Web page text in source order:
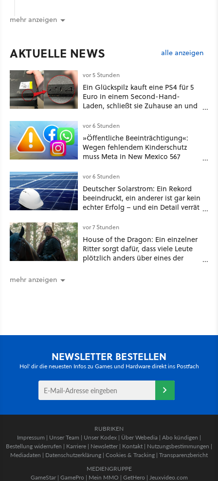
mehr anzeigen
AKTUELLE NEWS alle anzeigen
vor 5 Stunden
Ein Glückspilz kauft eine PS4 für 5
Euro in einem Second-Hand-
Laden, schließt sie Zuhause an und
funktionierende PlayStation [Best of
GameStar]
vor 6 Stunden
»Öffentliche Beeinträchtigung«:
Wegen fehlendem Kinderschutz
muss Meta in New Mexico 567
vor 6 Stunden
Deutscher Solarstrom: Ein Rekord
beeindruckt, ein anderer ist gar kein
echter Erfolg – und ein Detail verrät
jede Zahl
vor 7 Stunden
House of the Dragon: Ein einzelner
Ritter sorgt dafür, dass viele Leute
plötzlich anders über eines der
mehr anzeigen
NEWSLETTER BESTELLEN
Hol' dir die neuesten Infos zu Games und Hardware direkt ins Postfach
RUBRIKEN
Impressum | Unser Team | Unser Kodex | Über Webedia | Abo kündigen |
Bestellung widerrufen | Karriere | Newsletter | Kontakt | Nutzungsbestimmungen |
Mediadaten | Datenschutzerklärung | Cookies & Tracking | Transparenzbericht
MEDIENGRUPPE
GameStar| GamePro | Mein MMO | GetHero | Jeuxvideo.com